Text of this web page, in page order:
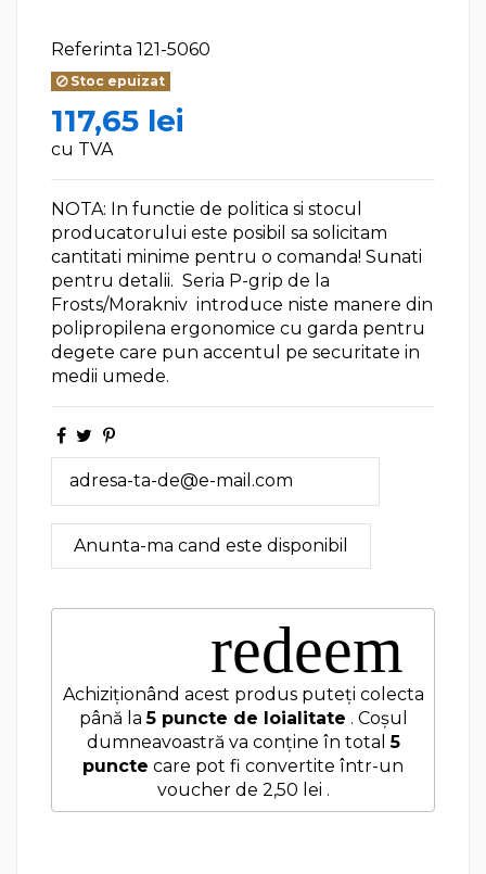
Referinta 121-5060
Stoc epuizat
117,65 lei
cu TVA
NOTA: In functie de politica si stocul
producatorului este posibil sa solicitam
cantitati minime pentru o comanda! Sunati
pentru detalii. Seria P-grip de la
Frosts/Morakniv introduce niste manere din
polipropilena ergonomice cu garda pentru
degete care pun accentul pe securitate in
medii umede.
redeem
Achiziționând acest produs puteți colecta
până la5puncte de loialitate . Coșul
dumneavoastră va conține în total5
puncte care pot fi convertite într-un
voucher de 2,50 lei .